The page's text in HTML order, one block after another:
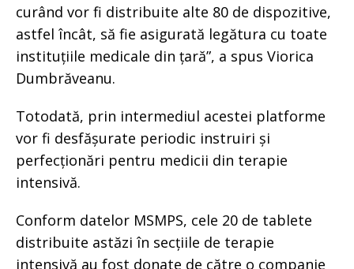
curând vor fi distribuite alte 80 de dispozitive,
astfel încât, să fie asigurată legătura cu toate
instituțiile medicale din țară”, a spus Viorica
Dumbrăveanu.
Totodată, prin intermediul acestei platforme
vor fi desfășurate periodic instruiri și
perfecționări pentru medicii din terapie
intensivă.
Conform datelor MSMPS, cele 20 de tablete
distribuite astăzi în secțiile de terapie
intensivă au fost donate de către o companie